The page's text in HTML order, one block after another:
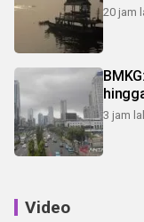
20 jam
3 jam
Video